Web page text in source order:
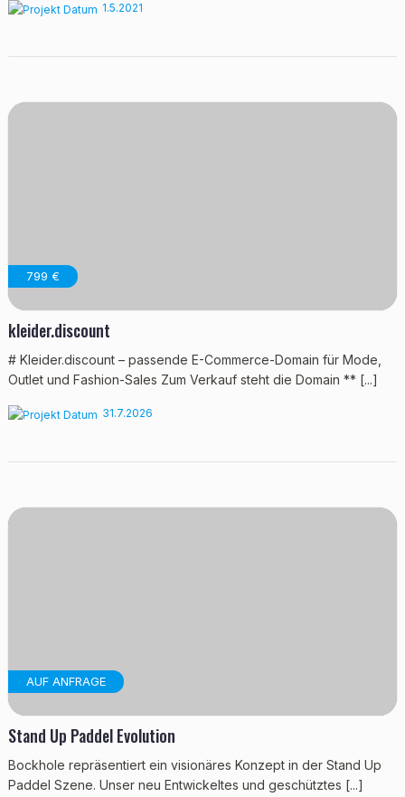
1.5.2021
799 €
kleider.discount
# Kleider.discount – passende E-Commerce-Domain für Mode,
Outlet und Fashion-Sales Zum Verkauf steht die Domain ** [...]
31.7.2026
AUF ANFRAGE
Stand Up Paddel Evolution
Bockhole repräsentiert ein visionäres Konzept in der Stand Up
Paddel Szene. Unser neu Entwickeltes und geschütztes [...]